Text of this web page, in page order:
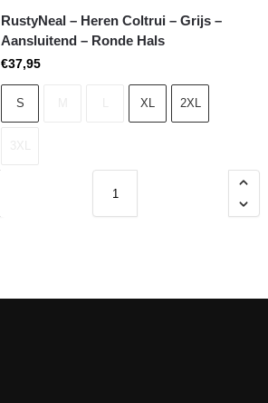
RustyNeal – Heren Coltrui – Grijs –
Aansluitend – Ronde Hals
€37,95
S XL 2XL